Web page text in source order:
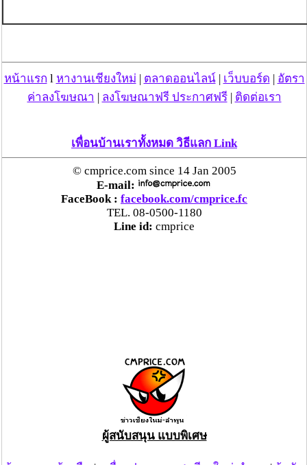
หน้าแรก l หางานเชียงใหม่ | ตลาดออนไลน์| เว็บบอร์ด | อัตรา
ค่าลงโฆษณา | ลงโฆษณาฟรี ประกาศฟรี| ติดต่อเรา
เพื่อนบ้านเราทั้งหมด วิธีแลก Link
© cmprice.com since 14 Jan 2005
E-mail:
FaceBook : facebook.com/cmprice.fc
TEL. 08-0500-1180
Line id: cmprice
ผู้สนับสนุน แบบพิเศษ